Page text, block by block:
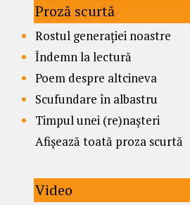
Proză scurtă
Rostul generației noastre
Îndemn la lectură
Poem despre altcineva
Scufundare în albastru
Timpul unei (re)nașteri
Afișează toată proza scurtă
Video